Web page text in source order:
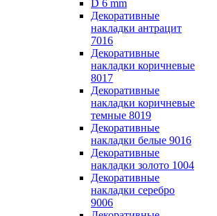
D 6 mm
Декоративные
накладки антрацит
7016
Декоративные
накладки коричневые
8017
Декоративные
накладки коричневые
темные 8019
Декоративные
накладки белые 9016
Декоративные
накладки золото 1004
Декоративные
накладки серебро
9006